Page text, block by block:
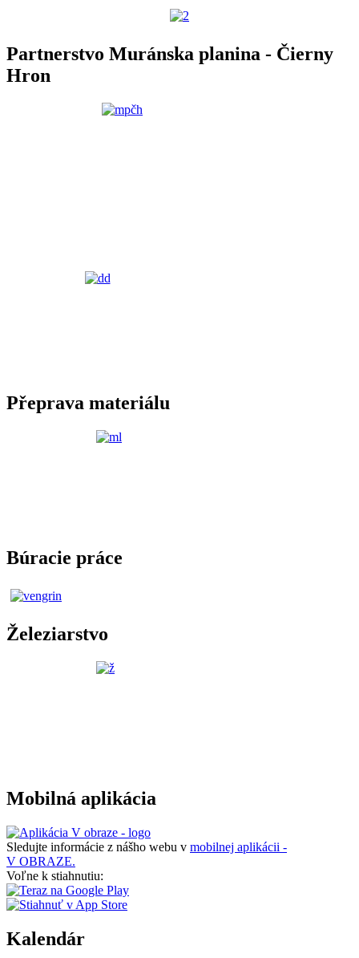
Partnerstvo Muránska planina - Čierny
Hron
Přeprava materiálu
Búracie práce
Železiarstvo
Mobilná aplikácia
Sledujte informácie z nášho webu v mobilnej aplikácii -
V OBRAZE.
Voľne k stiahnutiu:
Kalendár